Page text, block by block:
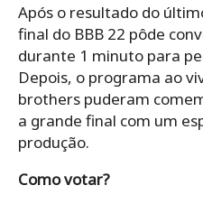
Após o resultado do
final do BBB 22 pôde
durante 1 minuto para
Depois, o programa ao
brothers puderam
a grande final com um
produção.
Como votar?